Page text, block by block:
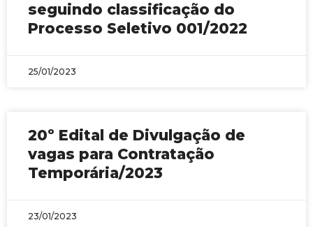
seguindo classificação do
Processo Seletivo 001/2022
25/01/2023
20º Edital de Divulgação de
vagas para Contratação
Temporária/2023
23/01/2023